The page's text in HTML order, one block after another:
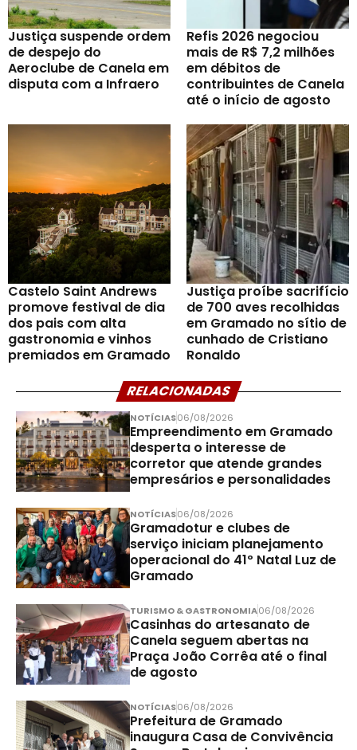
Justiça suspende ordem
de despejo do
Aeroclube de Canela em
disputa com a Infraero
Refis 2026 negociou
mais de R$ 7,2 milhões
em débitos de
contribuintes de Canela
até o início de agosto
Castelo Saint Andrews
promove festival de dia
dos pais com alta
gastronomia e vinhos
premiados em Gramado
Justiça proíbe sacrifício
de 700 aves recolhidas
em Gramado no sítio de
cunhado de Cristiano
Ronaldo
RELACIONADAS
NOTÍCIAS06/08/2026
Empreendimento em Gramado
desperta o interesse de
corretor que atende grandes
empresários e personalidades
NOTÍCIAS06/08/2026
Gramadotur e clubes de
serviço iniciam planejamento
operacional do 41º Natal Luz de
Gramado
TURISMO & GASTRONOMIA06/08/2026
Casinhas do artesanato de
Canela seguem abertas na
Praça João Corrêa até o final
de agosto
NOTÍCIAS06/08/2026
Prefeitura de Gramado
inaugura Casa de Convivência